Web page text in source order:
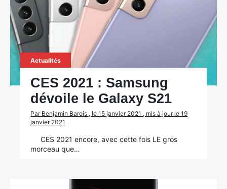
Actualités
CES 2021 : Samsung
dévoile le Galaxy S21
Par Benjamin Barois , le 15 janvier 2021 , mis à jour le 19
janvier 2021
CES 2021 encore, avec cette fois LE gros
morceau que…